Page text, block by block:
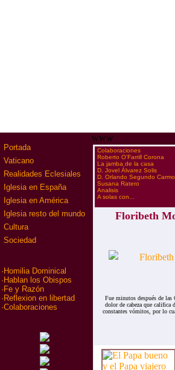
Portada
Vaticano
Realidades Eclesiales
Iglesia en España
Iglesia en América
Iglesia resto del mundo
Cultura
Sociedad
· Homilia Dominical
· Hablan los Obispos
· Fe y Razón
· Reflexion en libertad
·Colaboraciones
www
·Colaboraciones
·Roberto O'Farrill Corona
·La jamba de la casa
·D. Jovel Álvarez Solis
·D. Orlando Segundo
·Susana Ratero
·Analisis
·A solas con...
Floribeth
Fue minutos después de
dolor de cabeza que
constantes vómitos, por lo